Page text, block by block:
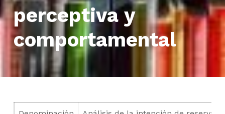
perceptiva y
comportamental